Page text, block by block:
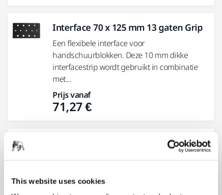
This website uses cookies
Interface 70 x 125 mm 13 gaten Grip
Een flexibele interface voor
handschuurblokken. Deze 10 mm dikke
interfacestrip wordt gebruikt in combinatie
met...
Prijs vanaf
71,27 €
Interface Ø 225 mm 25 gaten Grip
het schuren van...